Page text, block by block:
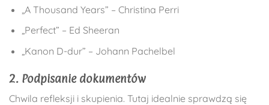
„A Thousand Years” – Christina Perri
„Perfect” – Ed Sheeran
„Kanon D-dur” – Johann Pachelbel
2. Podpisanie dokumentów
Chwila refleksji i skupienia. Tutaj idealnie sprawdzą się